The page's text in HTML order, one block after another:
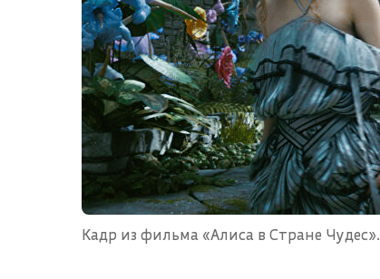
Кадр из фильма «Алиса в Стране Чудес».